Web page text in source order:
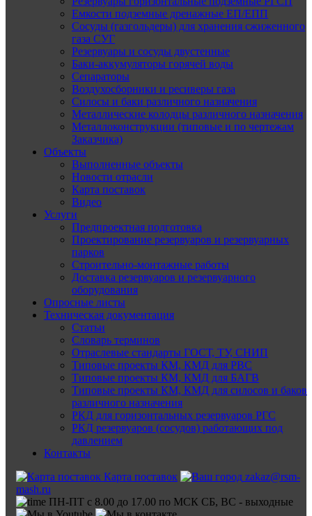
Емкости подземные дренажные ЕП/ЕПП
Сосуды (газгольдеры) для хранения сжиженного
газа СУГ
Резервуары и сосуды двустенные
Баки-аккумуляторы горячей воды
Сепараторы
Воздухосборники и ресиверы газа
Силосы и баки различного назначения
Металлические колодцы различного назначения
Металлоконструкции (типовые и по чертежам
Заказчика)
Объекты
Выполненные объекты
Новости отрасли
Карта поставок
Видео
Услуги
Предпроектная подготовка
Проектирование резервуаров и резервуарных
парков
Строительно-монтажные работы
Доставка резервуаров и резервуарного
оборудования
Опросные листы
Техническая документация
Статьи
Словарь терминов
Отраслевые стандарты ГОСТ, ТУ, СНИП
Типовые проекты КМ, КМД для РВС
Типовые проекты КМ, КМД для БАГВ
Типовые проекты КМ, КМД для силосов и баков
различного назначения
РКД для горизонтальных резервуаров РГС
РКД резервуаров (сосудов) работающих под
давлением
Контакты
Карта поставок
zakaz@rsm-
mash.ru
ПН-ПТ с 8.00 до 17.00 по МСК СБ, ВС - выходные